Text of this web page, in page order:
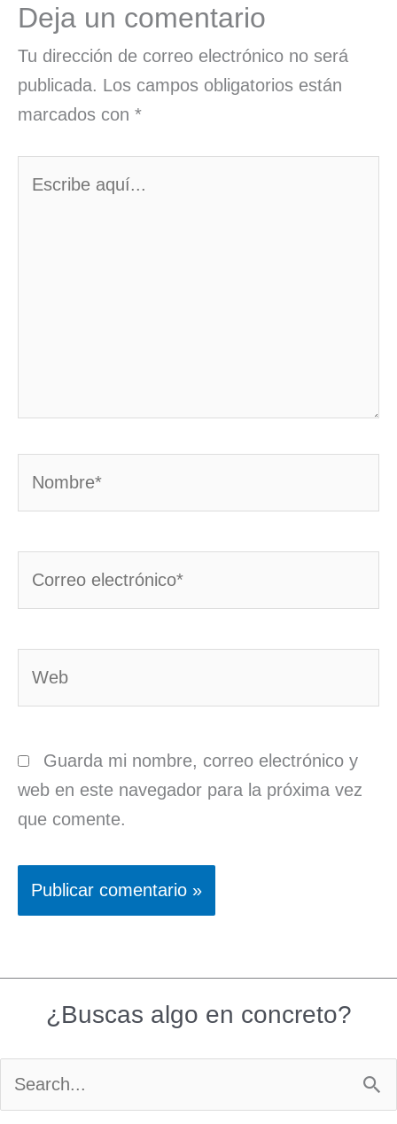
Deja un comentario
Tu dirección de correo electrónico no será
publicada. Los campos obligatorios están
marcados con *
Guarda mi nombre, correo electrónico y
web en este navegador para la próxima vez
que comente.
¿Buscas algo en concreto?